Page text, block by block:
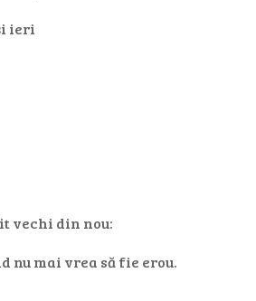
ieri
vechi din nou:
nu mai vrea să fie erou.